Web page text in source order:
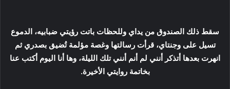
سقط ذلك الصندوق من يداي وللحظات باتت رؤيتي ضبابيه، الدموع
تسيل على وجنتاي، قرأت رسالتها وغصة مؤلمة تُضيق بصدري ثم
انهرت بعدها أتذكر أنني لم أنم أنني تلك الليلة، وها أنا اليوم أكتب عنا
بخاتمة روايتي الأخيرة.